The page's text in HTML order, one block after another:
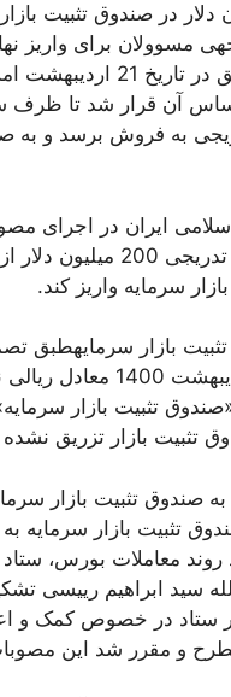
توسعه ملی به واریز 200 میلیون دلار
برای واریز
سرمایه، معاون اقتصادی
به فروش برسد و به
ایران در اجرای
شد تا طی مدت اعلام شده
سرمایه واریز کند.
دلار به صندوق تثبیت بازار
تثبیت بازار سرمایه»
صندوق تثبیت بازار
تثبیت بازار
روند معاملات بورس،
به ریاست آیت‌الله سید
ستاد در خصوص کمک و
مطرح و مقرر شد این